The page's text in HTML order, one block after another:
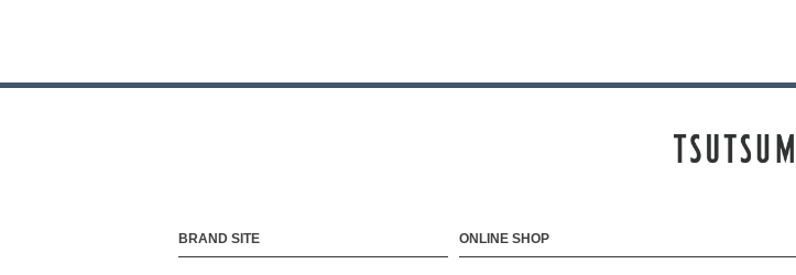
BRAND SITE ONLINE SHOP